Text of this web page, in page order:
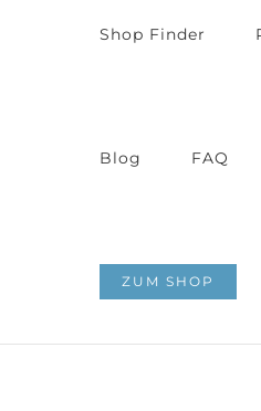
Shop Finder
Blog FAQ
ZUM SHOP